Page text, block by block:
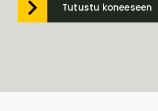
Tutustu koneeseen